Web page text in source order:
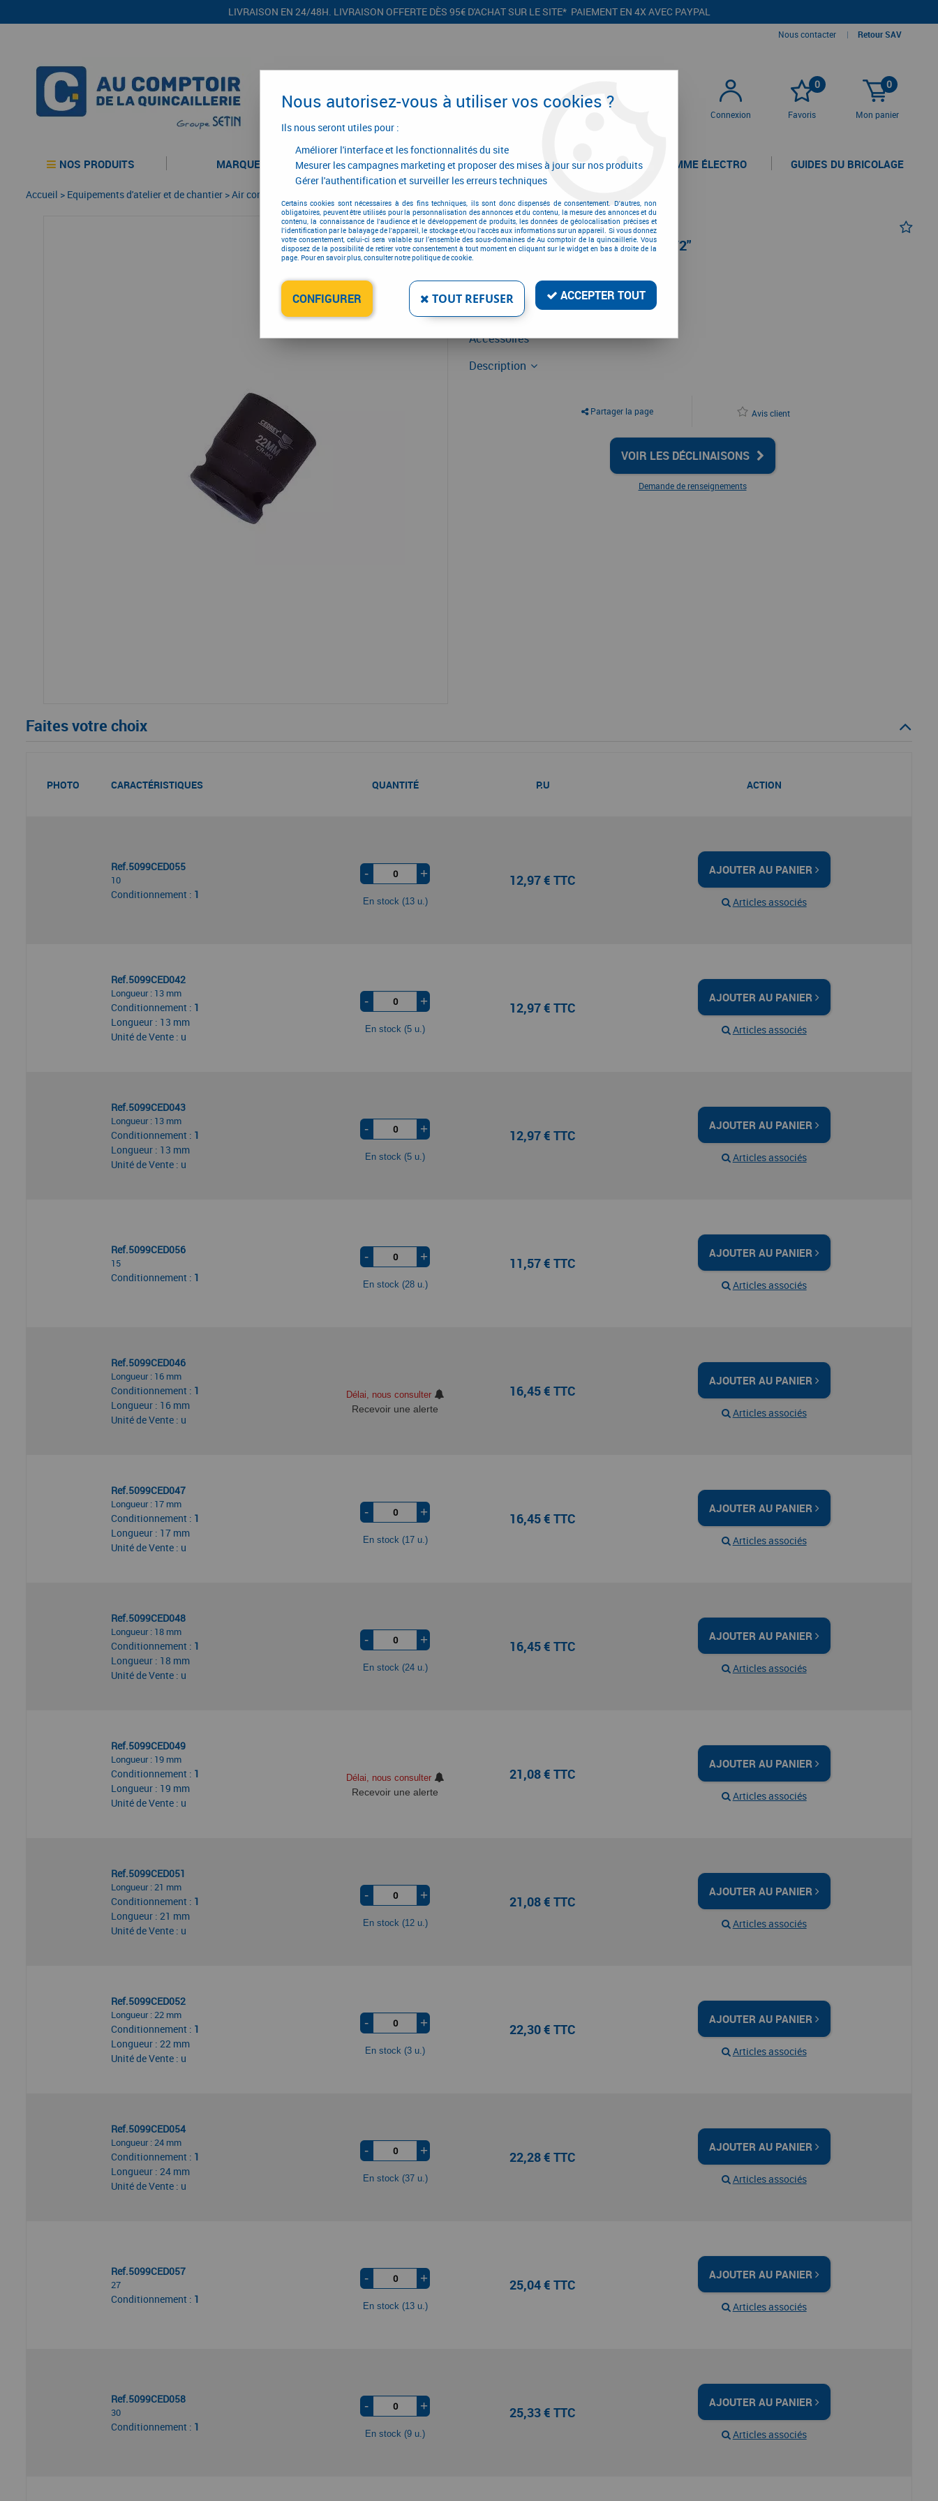
LIVRAISON EN 24/48H. LIVRAISON OFFERTE DÈS 95€ D'ACHAT SUR LE SITE* PAIEMENT EN 4X AVEC PAYPAL
Nous contacter | Retour SAV
Connexion
0
Favoris
0
Mon panier
NOS PRODUITS MARQUES CONFIGURATEURS PROMOTIONS LA GAMME ÉLECTRO GUIDES DU BRICOLAGE
Accueil > Equipements d'atelier et de chantier >Air comprimé
DOUILLES À CHOCS COURTES 1/2"
Réf. :
À partir de 11,57€TTC
Outillage air comprimé
Accessoires
Description
Partager la page Avis client
VOIR LES DÉCLINAISONS
Demande de renseignements
Faites votre choix
PHOTO CARACTÉRISTIQUES QUANTITÉ P.U ACTION
Ref.5099CED055
10
Conditionnement : 1
- +
En stock (13 u.)
12,97 € TTC
AJOUTER AU PANIER
Articles associés
Ref.5099CED042
Longueur : 13 mm
Conditionnement : 1
Longueur : 13 mm
Unité de Vente : u
- +
En stock (5 u.)
12,97 € TTC
AJOUTER AU PANIER
Articles associés
Ref.5099CED043
Longueur : 13 mm
Conditionnement : 1
Longueur : 13 mm
Unité de Vente : u
- +
En stock (5 u.)
12,97 € TTC
AJOUTER AU PANIER
Articles associés
Ref.5099CED056
15
Conditionnement : 1
- +
En stock (28 u.)
11,57 € TTC
AJOUTER AU PANIER
Articles associés
Ref.5099CED046
Longueur : 16 mm
Conditionnement : 1
Longueur : 16 mm
Unité de Vente : u
Délai, nous consulter
Recevoir une alerte
16,45 € TTC
AJOUTER AU PANIER
Articles associés
Ref.5099CED047
Longueur : 17 mm
Conditionnement : 1
Longueur : 17 mm
Unité de Vente : u
- +
En stock (17 u.)
16,45 € TTC
AJOUTER AU PANIER
Articles associés
Ref.5099CED048
Longueur : 18 mm
Conditionnement : 1
Longueur : 18 mm
Unité de Vente : u
- +
En stock (24 u.)
16,45 € TTC
AJOUTER AU PANIER
Articles associés
Ref.5099CED049
Longueur : 19 mm
Conditionnement : 1
Longueur : 19 mm
Unité de Vente : u
Délai, nous consulter
Recevoir une alerte
21,08 € TTC
AJOUTER AU PANIER
Articles associés
Ref.5099CED051
Longueur : 21 mm
Conditionnement : 1
Longueur : 21 mm
Unité de Vente : u
- +
En stock (12 u.)
21,08 € TTC
AJOUTER AU PANIER
Articles associés
Ref.5099CED052
Longueur : 22 mm
Conditionnement : 1
Longueur : 22 mm
Unité de Vente : u
- +
En stock (3 u.)
22,30 € TTC
AJOUTER AU PANIER
Articles associés
Ref.5099CED054
Longueur : 24 mm
Conditionnement : 1
Longueur : 24 mm
Unité de Vente : u
- +
En stock (37 u.)
22,28 € TTC
AJOUTER AU PANIER
Articles associés
Ref.5099CED057
27
Conditionnement : 1
- +
En stock (13 u.)
25,04 € TTC
AJOUTER AU PANIER
Articles associés
Ref.5099CED058
30
Conditionnement : 1
- +
En stock (9 u.)
25,33 € TTC
AJOUTER AU PANIER
Articles associés
Nous autorisez-vous à utiliser vos cookies ?
Ils nous seront utiles pour :
Améliorer l'interface et les fonctionnalités du site
Mesurer les campagnes marketing et proposer des mises à jour sur nos produits
Gérer l'authentification et surveiller les erreurs techniques
Certains cookies sont nécessaires à des fins techniques, ils sont donc dispensés de consentement. D'autres, non
obligatoires, peuvent être utilisés pour la personnalisation des annonces et du contenu, la mesure des annonces et du
contenu, la connaissance de l'audience et le développement de produits, les données de géolocalisation précises et
l'identification par le balayage de l'appareil, le stockage et/ou l'accès aux informations sur un appareil. Si vous donnez
votre consentement, celui-ci sera valable sur l’ensemble des sous-domaines de Au comptoir de la quincaillerie. Vous
disposez de la possibilité de retirer votre consentement à tout moment en cliquant sur le widget en bas à droite de la
page. Pour en savoir plus, consulter notre politique de cookie.
CONFIGURER TOUT REFUSER ACCEPTER TOUT